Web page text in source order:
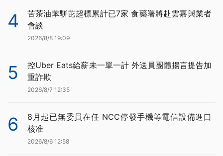
4
苦茶油苯駢芘超標累計已7家 食藥署將赴雲嘉與業者
會談
2026/8/8 19:09
5
控Uber Eats給薪未一單一計 外送員團體揚言提告加
重詐欺
2026/8/7 12:35
6
8月起已無委員在任 NCC停發手機等電信設備進口
核准
2026/8/6 12:58